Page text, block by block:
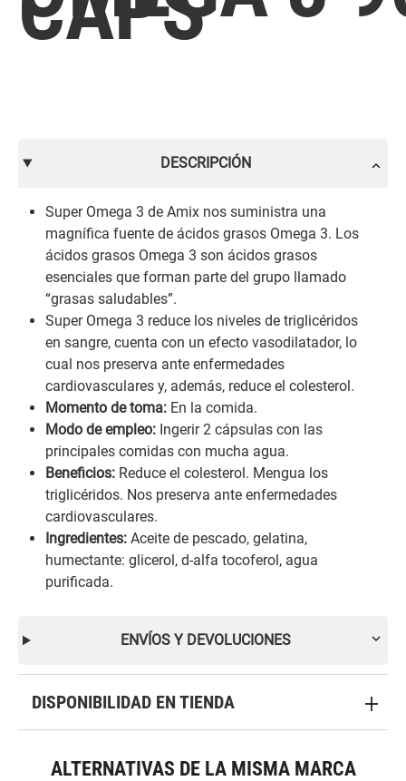
DESCRIPCIÓN
Super Omega 3 de Amix nos suministra una
magnífica fuente de ácidos grasos Omega 3. Los
ácidos grasos Omega 3 son ácidos grasos
esenciales que forman parte del grupo llamado
“grasas saludables”.
Super Omega 3 reduce los niveles de triglicéridos
en sangre, cuenta con un efecto vasodilatador, lo
cual nos preserva ante enfermedades
cardiovasculares y, además, reduce el colesterol.
Momento de toma: En la comida.
Modo de empleo: Ingerir 2 cápsulas con las
principales comidas con mucha agua.
Beneficios: Reduce el colesterol. Mengua los
triglicéridos. Nos preserva ante enfermedades
cardiovasculares.
Ingredientes: Aceite de pescado, gelatina,
humectante: glicerol, d-alfa tocoferol, agua
purificada.
ENVÍOS Y DEVOLUCIONES
DISPONIBILIDAD EN TIENDA
ALTERNATIVAS DE LA MISMA MARCA